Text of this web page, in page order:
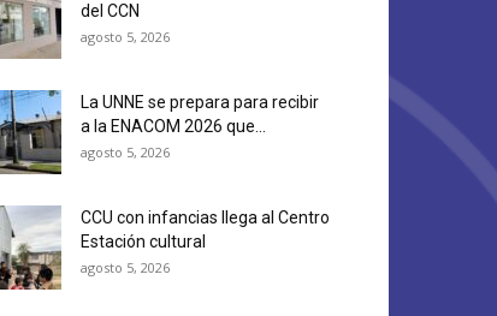
del CCN
agosto 5, 2026
La UNNE se prepara para recibir
a la ENACOM 2026 que...
agosto 5, 2026
CCU con infancias llega al Centro
Estación cultural
agosto 5, 2026